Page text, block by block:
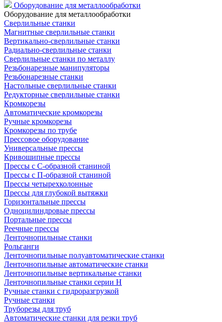
Оборудование для металлообработки
Оборудование для металлообработки
Сверлильные станки
Магнитные сверлильные станки
Вертикально-сверлильные станки
Радиально-сверлильные станки
Сверлильные станки по металлу
Резьбонарезные манипуляторы
Резьбонарезные станки
Настольные сверлильные станки
Редукторные сверлильные станки
Кромкорезы
Автоматические кромкорезы
Ручные кромкорезы
Кромкорезы по трубе
Прессовое оборудование
Универсальные прессы
Кривошипные прессы
Прессы с С-образной станиной
Прессы с П-образной станиной
Прессы четырехколонные
Прессы для глубокой вытяжки
Горизонтальные прессы
Одноцилиндровые прессы
Портальные прессы
Реечные прессы
Ленточнопильные станки
Рольганги
Ленточнопильные полуавтоматические станки
Ленточнопильные автоматические станки
Ленточнопильные вертикальные станки
Ленточнопильные станки серии H
Ручные станки с гидроразгрузкой
Ручные станки
Труборезы для труб
Автоматические станки для резки труб